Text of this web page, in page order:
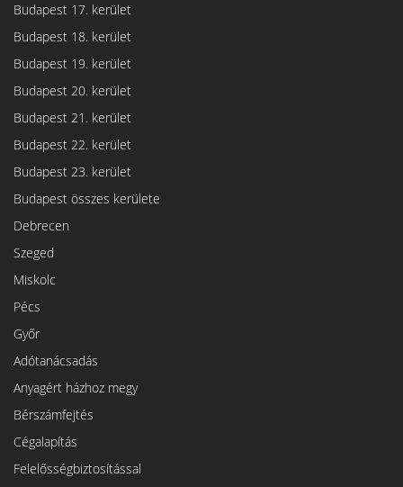
Budapest 17. kerület
Budapest 18. kerület
Budapest 19. kerület
Budapest 20. kerület
Budapest 21. kerület
Budapest 22. kerület
Budapest 23. kerület
Budapest összes kerülete
Debrecen
Szeged
Miskolc
Pécs
Győr
Adótanácsadás
Anyagért házhoz megy
Bérszámfejtés
Cégalapítás
Felelősségbiztosítással